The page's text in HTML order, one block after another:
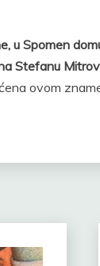
u Spomen
Stefanu
ovom